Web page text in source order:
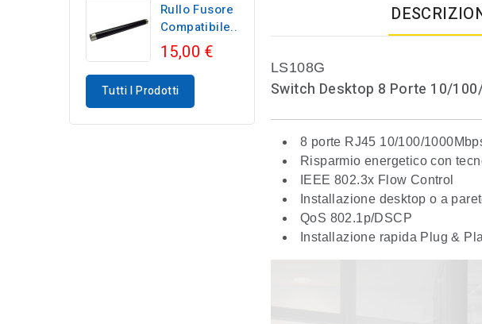
Rullo Fusore
Compatibile...
15,00 €
Tutti I Prodotti
LS108G
Switch Desktop 8 Porte 10/
8 porte RJ45 10/100/
Risparmio energetico con
IEEE 802.3x Flow Control
Installazione desktop o a
QoS 802.1p/DSCP
Installazione rapida Plug &